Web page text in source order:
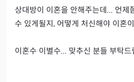
상대방이 이혼을 안해주는데... 언제
수 있게될지, 어떻게 처신해야 이혼
이혼수 이별수... 맞추신 분들 부탁드